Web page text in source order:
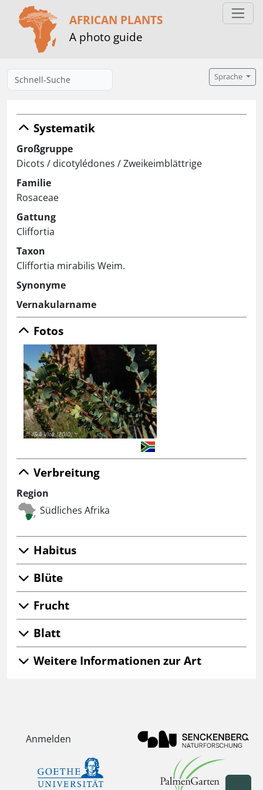
AFRICAN PLANTS
A photo guide
Sprache
Systematik
Großgruppe
Dicots / dicotylédones / Zweikeimblättrige
Familie
Rosaceae
Gattung
Cliffortia
Taxon
Cliffortia mirabilis Weim.
Synonyme
Vernakularname
Fotos
Verbreitung
Region
Südliches Afrika
Habitus
Blüte
Frucht
Blatt
Weitere Informationen zur Art
Anmelden